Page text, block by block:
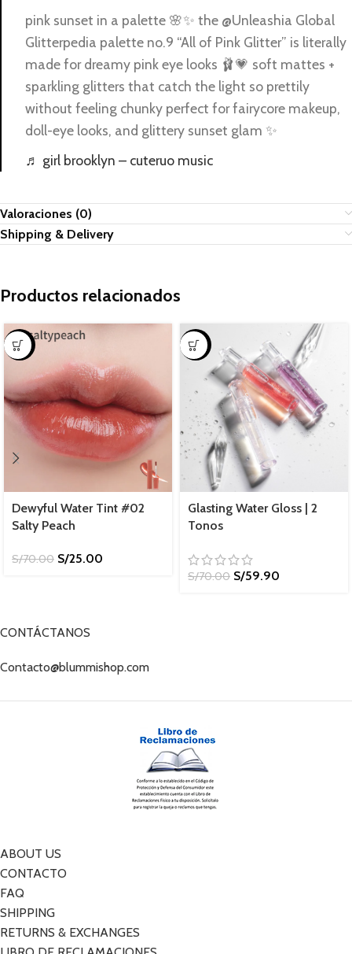
pink sunset in a palette 🌸✨ the @Unleashia Global
Glitterpedia palette no.9 “All of Pink Glitter” is literally
made for dreamy pink eye looks 🩰💗 soft mattes +
sparkling glitters that catch the light so prettily
without feeling chunky perfect for fairycore makeup,
doll-eye looks, and glittery sunset glam ✨
♬ girl brooklyn – cuteruo music
Valoraciones (0)
Shipping & Delivery
Productos relacionados
-64%
Dewyful Water Tint #02
Salty Peach
S/70.00 S/25.00
-14%
Glasting Water Gloss | 2
Tonos
S/70.00 S/59.90
CONTÁCTANOS
Contacto@blummishop.com
ABOUT US
CONTACTO
FAQ
SHIPPING
RETURNS & EXCHANGES